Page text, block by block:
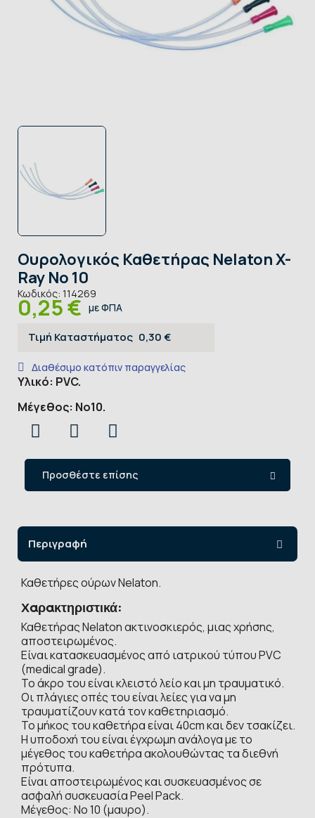
Ουρολογικός Καθετήρας Nelaton X-
Ray No 10
Κωδικός: 114269
0,25 € με ΦΠΑ
Τιμή Καταστήματος 0,30 €
Διαθέσιμο κατόπιν παραγγελίας
Υλικό: PVC.
Μέγεθος: Νο10.
Προσθέστε επίσης
Περιγραφή
Καθετήρες ούρων Nelaton.
Χαρακτηριστικά:
Καθετήρας Nelaton ακτινοσκιερός, μιας χρήσης,
αποστειρωμένος.
Είναι κατασκευασμένος από ιατρικού τύπου PVC
(medical grade).
Το άκρο του είναι κλειστό λείο και μη τραυματικό.
Οι πλάγιες οπές του είναι λείες για να μη
τραυματίζουν κατά τον καθετηριασμό.
Το μήκος του καθετήρα είναι 40cm και δεν τσακίζει.
Η υποδοχή του είναι έγχρωμη ανάλογα με το
μέγεθος του καθετήρα ακολουθώντας τα διεθνή
πρότυπα.
Είναι αποστειρωμένος και συσκευασμένος σε
ασφαλή συσκευασία Peel Pack.
Μέγεθος: Νο 10 (μαυρο).